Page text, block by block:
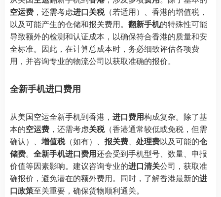
空运费 ，还需考虑进口关税（若适用）、香港的增值税，
以及可能产生的仓储和报关费用。 翻新手机的特殊性可能
导致额外的检测和认证成本，以确保符合香港的质量和安
全标准。因此，在计算总成本时，务必细致评估各项费
用，并咨询专业的物流公司以获取准确的报价。
全新手机进口费用
从美国空运全新手机到香港， 进口费用构成复杂。除了基
本的空运费 ，还需考虑关税（香港通常较低或免税，但需
确认）、 增值税（如有）、 报关费、 处理费以及可能的仓
储费。 全新手机进口费用还会受到手机型号、数量、申报
价值等因素影响。建议咨询专业的进口清关公司，获取准
确报价，避免潜在的额外费用。同时，了解香港最新的进
口政策至关重要，确保货物顺利通关。